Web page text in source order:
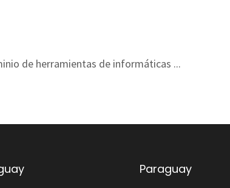
de herramientas de informáticas ...
Paraguay